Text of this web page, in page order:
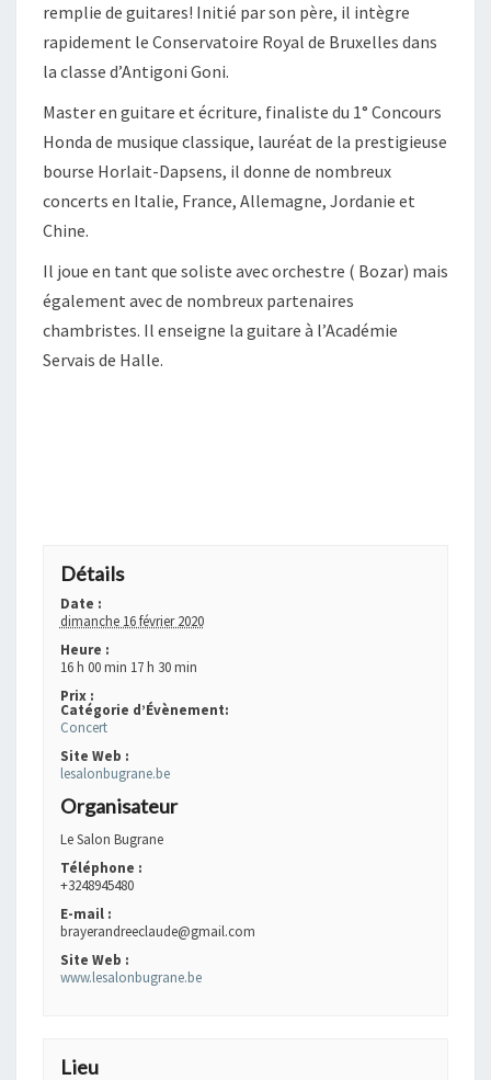
remplie de guitares! Initié par son père, il intègre
rapidement le Conservatoire Royal de Bruxelles dans
la classe d’Antigoni Goni.
Master en guitare et écriture, finaliste du 1° Concours
Honda de musique classique, lauréat de la prestigieuse
bourse Horlait-Dapsens, il donne de nombreux
concerts en Italie, France, Allemagne, Jordanie et
Chine.
Il joue en tant que soliste avec orchestre ( Bozar) mais
également avec de nombreux partenaires
chambristes. Il enseigne la guitare à l’Académie
Servais de Halle.
Détails
Date :
dimanche 16 février 2020
Heure :
16 h 00 min 17 h 30 min
Prix :
Catégorie d’Évènement:
Concert
Site Web :
lesalonbugrane.be
Organisateur
Le Salon Bugrane
Téléphone :
+3248945480
E-mail :
brayerandreeclaude@gmail.com
Site Web :
www.lesalonbugrane.be
Lieu